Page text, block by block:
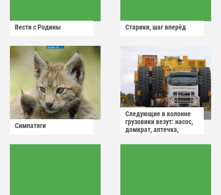
Вести с Родины Старики, шаг вперёд
Симпатяги
Следующие в колонне
грузовики везут: насос,
домкрат, аптечка,